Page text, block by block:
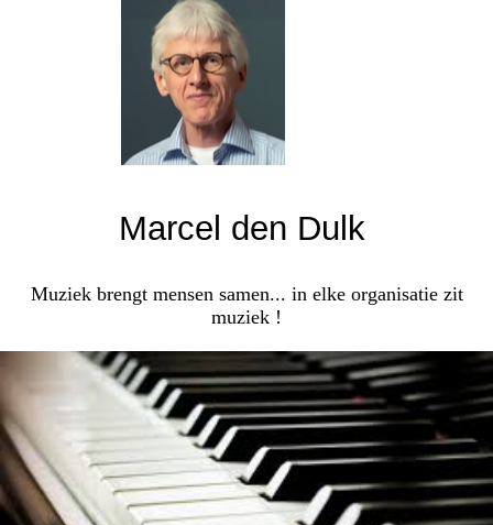
Marcel den Dulk
Muziek brengt mensen samen... in elke organisatie zit
muziek !